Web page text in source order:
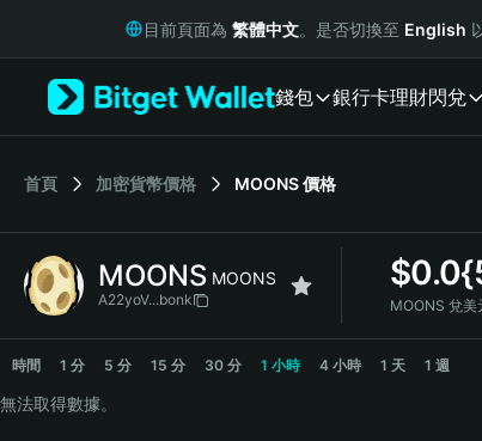
Русский
Italiano
简体中文
繁體中文
Bahasa Indonesia
हिन्दी
目前頁面為 繁體中文。是否切換至 English
錢包 銀行卡理財閃兌
首頁 加密貨幣價格 MOONS價格
MOONS MOONS
A22yoV...bonk
$
MOONS 兌美
MOONS Price Chart
時間 1 分 5 分 15 分 30 分 1 小時 4 小時 1 天 1 週
無法取得數據。